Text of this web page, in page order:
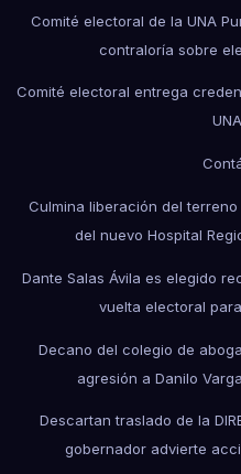
Comité electoral de la UNA
contraloría sobre
Comité electoral entrega
Culmina liberación del
del nuevo Hospital
Dante Salas Ávila es elegido
vuelta electoral
Decano del colegio de
agresión a Danilo
Descartan traslado de la
gobernador advierte